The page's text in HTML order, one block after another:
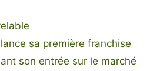
sa première franchise
son entrée sur le marché